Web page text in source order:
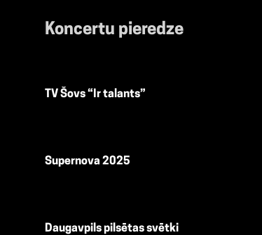
Koncertu pieredze
TV Šovs“Ir talants”
Supernova 2025
Daugavpils pilsētas svētki